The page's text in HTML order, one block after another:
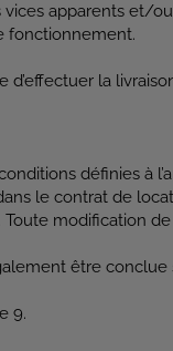
apparents et/
fonctionnement.
la
définies à
le contrat de
modification
être conclue
9.